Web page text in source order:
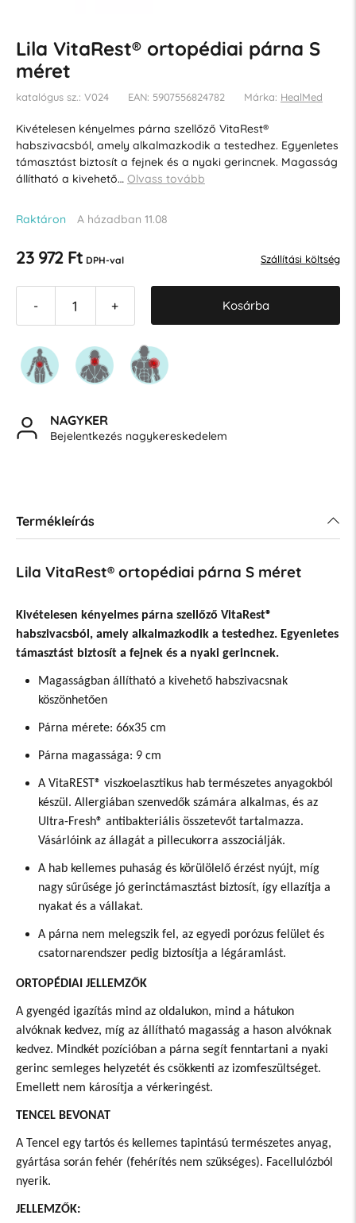
Lila VitaRest® ortopédiai párna S
méret
katalógus sz.: V024 EAN: 5907556824782 Márka: HealMed
Kivételesen kényelmes párna szellőző VitaRest®
habszivacsból, amely alkalmazkodik a testedhez. Egyenletes
támasztást biztosít a fejnek és a nyaki gerincnek. Magasság
állítható a kivehető… Olvass tovább
Raktáron A házadban 11.08
23 972 Ft DPH-val Szállítási költség
- + Kosárba
NAGYKER
Bejelentkezés nagykereskedelem
Termékleírás
Lila VitaRest® ortopédiai párna S méret
Kivételesen kényelmes párna szellőző VitaRest®
habszivacsból, amely alkalmazkodik a testedhez. Egyenletes
támasztást biztosít a fejnek és a nyaki gerincnek.
Magasságban állítható a kivehető habszivacsnak
köszönhetően
Párna mérete: 66x35 cm
Párna magassága: 9 cm
A VitaREST® viszkoelasztikus hab természetes anyagokból
készül. Allergiában szenvedők számára alkalmas, és az
Ultra-Fresh® antibakteriális összetevőt tartalmazza.
Vásárlóink az állagát a pillecukorra asszociálják.
A hab kellemes puhaság és körülölelő érzést nyújt, míg
nagy sűrűsége jó gerinctámasztást biztosít, így ellazítja a
nyakat és a vállakat.
A párna nem melegszik fel, az egyedi porózus felület és
csatornarendszer pedig biztosítja a légáramlást.
ORTOPÉDIAI JELLEMZŐK
A gyengéd igazítás mind az oldalukon, mind a hátukon
alvóknak kedvez, míg az állítható magasság a hason alvóknak
kedvez. Mindkét pozícióban a párna segít fenntartani a nyaki
gerinc semleges helyzetét és csökkenti az izomfeszültséget.
Emellett nem károsítja a vérkeringést.
TENCEL BEVONAT
A Tencel egy tartós és kellemes tapintású természetes anyag,
gyártása során fehér (fehérítés nem szükséges). Facellulózból
nyerik.
JELLEMZŐK: